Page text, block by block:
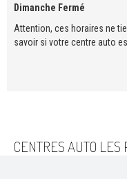
Dimanche Fermé
Attention, ces horaires ne
savoir si votre centre auto
CENTRES AUTO LES